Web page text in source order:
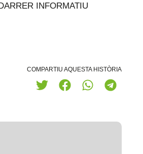
INFORMATIU
COMPARTIU AQUESTA HISTÒRIA